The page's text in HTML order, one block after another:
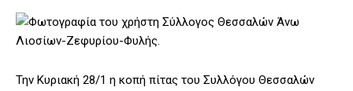
Την Κυριακή 28/1 η κοπή πίτας του Συλλόγου Θεσσαλών